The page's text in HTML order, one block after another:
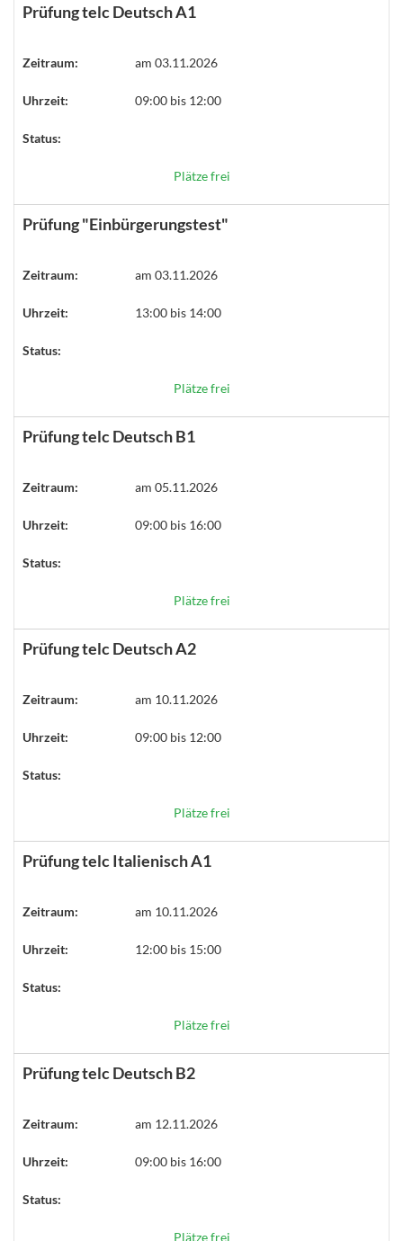
Prüfung telc Deutsch A1
Zeitraum: am 03.11.2026
Uhrzeit: 09:00 bis 12:00
Status:
Plätze frei
Prüfung "Einbürgerungstest"
Zeitraum: am 03.11.2026
Uhrzeit: 13:00 bis 14:00
Status:
Plätze frei
Prüfung telc Deutsch B1
Zeitraum: am 05.11.2026
Uhrzeit: 09:00 bis 16:00
Status:
Plätze frei
Prüfung telc Deutsch A2
Zeitraum: am 10.11.2026
Uhrzeit: 09:00 bis 12:00
Status:
Plätze frei
Prüfung telc Italienisch A1
Zeitraum: am 10.11.2026
Uhrzeit: 12:00 bis 15:00
Status:
Plätze frei
Prüfung telc Deutsch B2
Zeitraum: am 12.11.2026
Uhrzeit: 09:00 bis 16:00
Status:
Plätze frei